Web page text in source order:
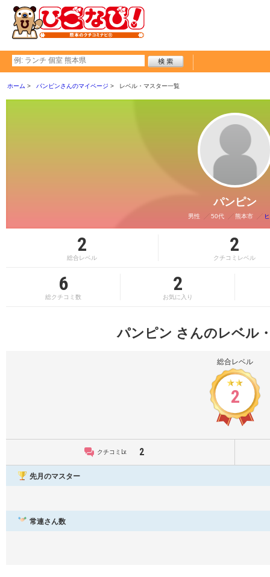
ホーム パンピンさんのマイページ レベル・マスター一覧
パンピン
男性 50代 熊本市
2
総合レベル
2
クチコミレベル
6
総クチコミ数
2
お気に入り
パンピン さんのレベル
総合レベル
2
クチコミLv. 2
先月のマスター
常連さん数